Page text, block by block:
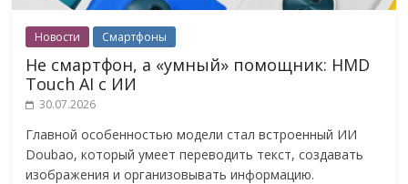
Новости Смартфоны
Не смартфон, а «умный» помощник: HMD
Touch AI с ИИ
30.07.2026
Главной особенностью модели стал встроенный ИИ
Doubao, который умеет переводить текст, создавать
изображения и организовывать информацию.